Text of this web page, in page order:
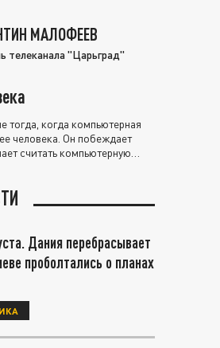
МАЛОФЕЕВ
телеканала "Царьград"
когда компьютерная
человека. Он побеждает
считать компьютерную
Дания перебрасывает
проболтались о планах